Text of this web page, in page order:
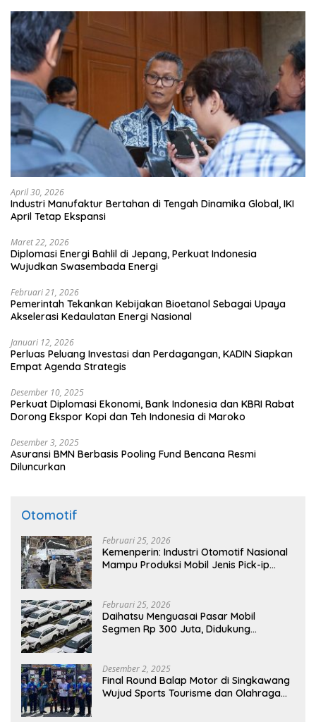
April 30, 2026
Industri Manufaktur Bertahan di Tengah Dinamika Global, IKI
April Tetap Ekspansi
Maret 22, 2026
Diplomasi Energi Bahlil di Jepang, Perkuat Indonesia
Wujudkan Swasembada Energi
Februari 21, 2026
Pemerintah Tekankan Kebijakan Bioetanol Sebagai Upaya
Akselerasi Kedaulatan Energi Nasional
Januari 12, 2026
Perluas Peluang Investasi dan Perdagangan, KADIN Siapkan
Empat Agenda Strategis
Desember 10, 2025
Perkuat Diplomasi Ekonomi, Bank Indonesia dan KBRI Rabat
Dorong Ekspor Kopi dan Teh Indonesia di Maroko
Desember 3, 2025
Asuransi BMN Berbasis Pooling Fund Bencana Resmi
Diluncurkan
Otomotif
Februari 25, 2026
Kemenperin: Industri Otomotif Nasional
Mampu Produksi Mobil Jenis Pick-ip
Februari 25, 2026
Daihatsu Menguasai Pasar Mobil
Segmen Rp 300 Juta, Didukung
Desember 2, 2025
Final Round Balap Motor di Singkawang
Wujud Sports Tourisme dan Olahraga